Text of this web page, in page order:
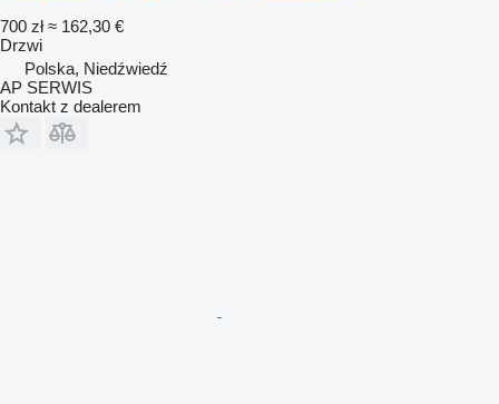
700 zł ≈ 162,30 €
Drzwi
Polska, Niedźwiedź
AP SERWIS
Kontakt z dealerem